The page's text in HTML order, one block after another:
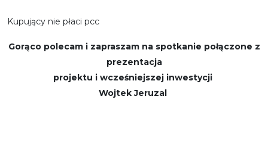
Kupujący nie płaci pcc
Gorąco polecam i zapraszam na spotkanie połączone z
prezentacja
projektu i wcześniejszej inwestycji
Wojtek Jeruzal